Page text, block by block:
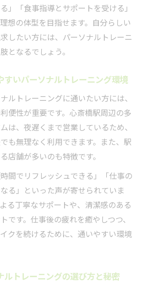
」「食事指導とサポートを受ける」
想の体型を目指せます。自分らしい
したい方には、パーソナルトレーニ
となるでしょう。
すいパーソナルトレーニング環境
ルトレーニングに通いたい方には、
便性が重要です。心斎橋駅周辺の多
は、夜遅くまで営業しているため、
も無理なく利用できます。また、駅
店舗が多いのも特徴です。
間でリフレッシュできる」「仕事の
る」といった声が寄せられていま
る丁寧なサポートや、清潔感のある
です。仕事後の疲れを癒やしつつ、
クを続けるために、通いやすい環境
ルトレーニングの選び方と秘密